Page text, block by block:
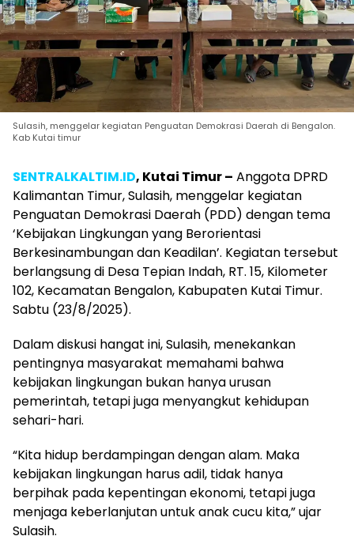
Sulasih, menggelar kegiatan Penguatan Demokrasi Daerah di Bengalon.
Kab Kutai timur
SENTRALKALTIM.ID, Kutai Timur – Anggota DPRD
Kalimantan Timur, Sulasih, menggelar kegiatan
Penguatan Demokrasi Daerah (PDD) dengan tema
‘Kebijakan Lingkungan yang Berorientasi
Berkesinambungan dan Keadilan’. Kegiatan tersebut
berlangsung di Desa Tepian Indah, RT. 15, Kilometer
102, Kecamatan Bengalon, Kabupaten Kutai Timur.
Sabtu (23/8/2025).
Dalam diskusi hangat ini, Sulasih, menekankan
pentingnya masyarakat memahami bahwa
kebijakan lingkungan bukan hanya urusan
pemerintah, tetapi juga menyangkut kehidupan
sehari-hari.
“Kita hidup berdampingan dengan alam. Maka
kebijakan lingkungan harus adil, tidak hanya
berpihak pada kepentingan ekonomi, tetapi juga
menjaga keberlanjutan untuk anak cucu kita,” ujar
Sulasih.